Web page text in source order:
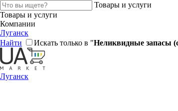
Товары и услуги
Товары и услуги
Компании
Луганск
Найти
Искать только в "Неликвидные запасы
Луганск